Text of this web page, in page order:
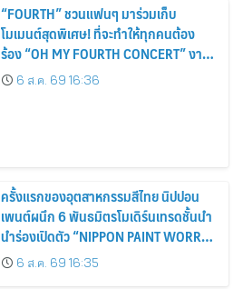
“FOURTH” ชวนแฟนๆ มาร่วมเก็บ
โมเมนต์สุดพิเศษ! ที่จะทำให้ทุกคนต้อง
ร้อง “OH MY FOURTH CONCERT” งาน
คอนเสิร์ตเดี่ยวครั้งยิ่งใหญ่สุดมหัศจรรย์ 3
วัน 16-17-18 ตุลาคมนี้ ปักหมุดกดบัตร 16
6 ส.ค. 69 16:36
ครั้งแรกของอุตสาหกรรมสีไทย นิปปอน
เพนต์ผนึก 6 พันธมิตรโมเดิร์นเทรดชั้นนำ
นำร่องเปิดตัว “NIPPON PAINT WORRY
FREE” โปรแกรมดูแลคุณภาพฟิล์มสีหลัง
การขาย
6 ส.ค. 69 16:35